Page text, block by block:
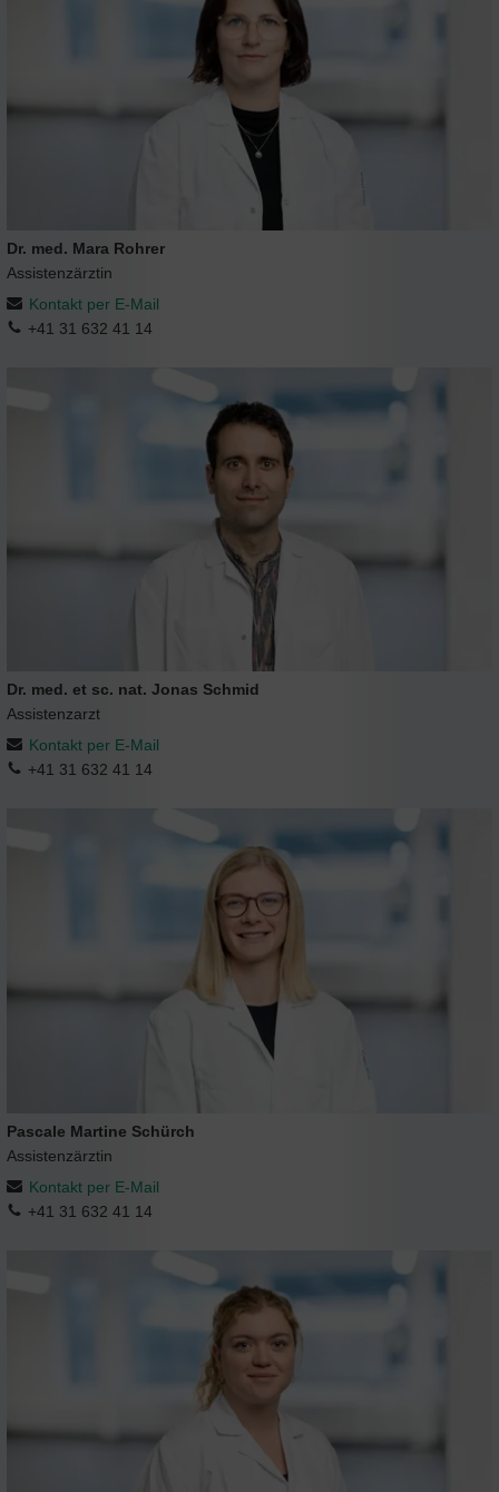
Dr. med. Mara Rohrer
Assistenzärztin
Kontakt per E-Mail
+41 31 632 41 14
Dr. med. et sc. nat. Jonas Schmid
Assistenzarzt
Kontakt per E-Mail
+41 31 632 41 14
Pascale Martine Schürch
Assistenzärztin
Kontakt per E-Mail
+41 31 632 41 14